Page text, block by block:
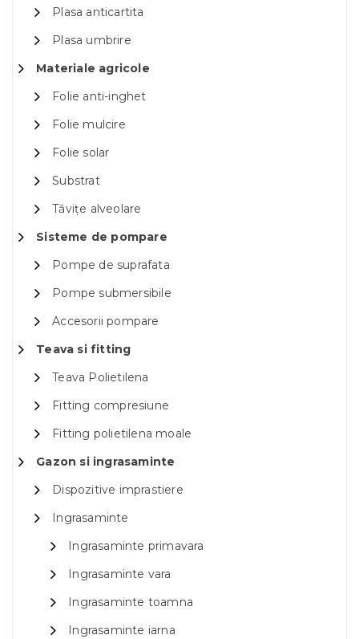
Plasa anticartita
Plasa umbrire
Materiale agricole
Folie anti-inghet
Folie mulcire
Folie solar
Substrat
Tăvițe alveolare
Sisteme de pompare
Pompe de suprafata
Pompe submersibile
Accesorii pompare
Teava si fitting
Teava Polietilena
Fitting compresiune
Fitting polietilena moale
Gazon si ingrasaminte
Dispozitive imprastiere
Ingrasaminte
Ingrasaminte primavara
Ingrasaminte vara
Ingrasaminte toamna
Ingrasaminte iarna